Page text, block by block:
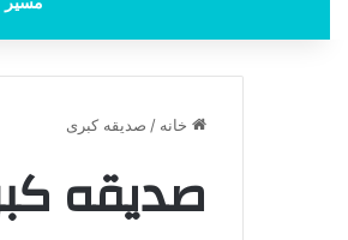
مسیر
خانه / صدیقه کبری
صدیقه